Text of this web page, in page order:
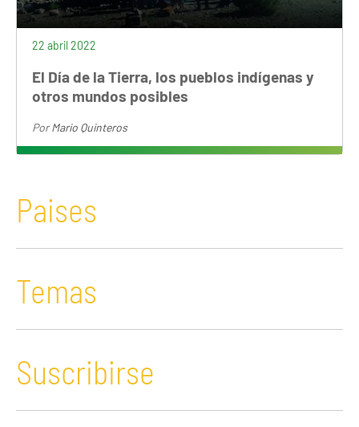
22 abril 2022
El Día de la Tierra, los pueblos indígenas y
otros mundos posibles
PorMario Quinteros
Paises
Temas
Suscribirse